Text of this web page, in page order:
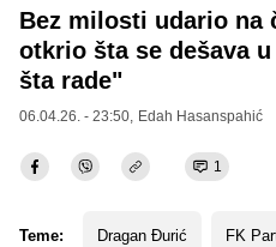
Bez milosti udario na
otkrio šta se dešava
šta rade"
06.04.26. - 23:50, Edah Hasanspahić
1
Teme: Dragan Đurić FK